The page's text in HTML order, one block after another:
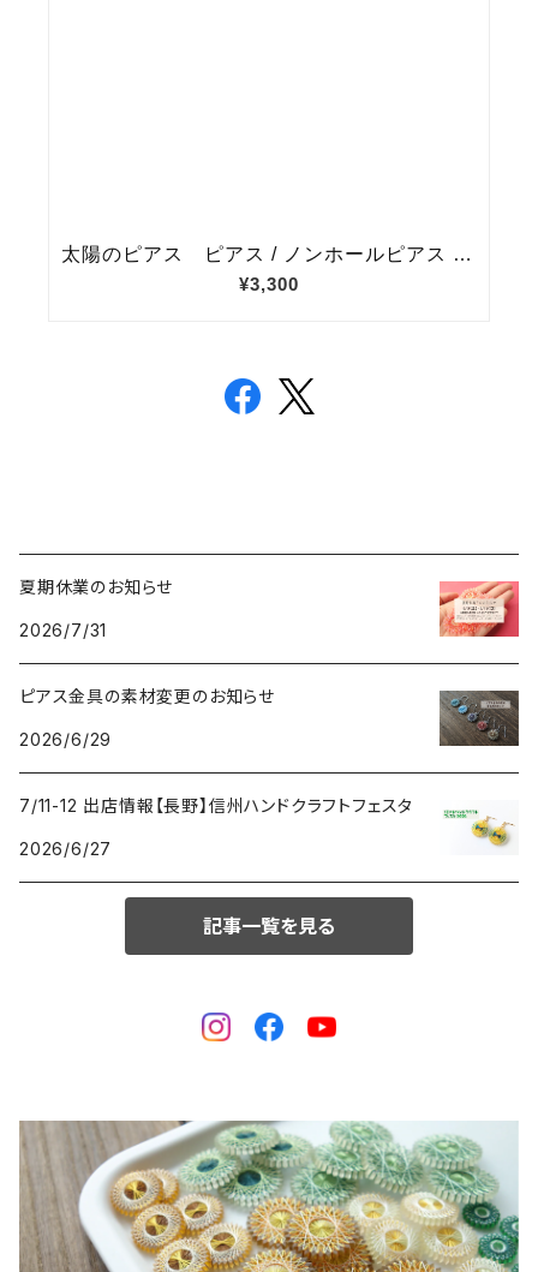
夏期休業のお知らせ
2026/7/31
ピアス金具の素材変更のお知らせ
2026/6/29
7/11-12 出店情報【長野】信州ハンドクラフトフェスタ
2026/6/27
記事一覧を見る